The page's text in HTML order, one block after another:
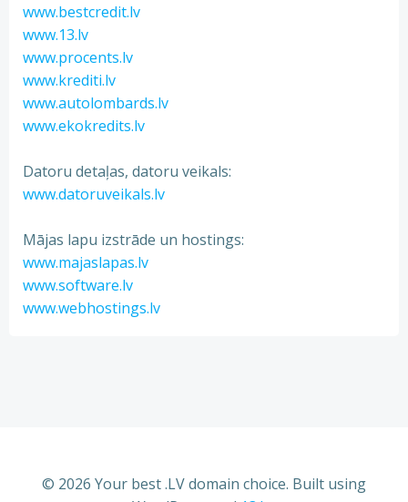
www.bestcredit.lv
www.13.lv
www.procents.lv
www.krediti.lv
www.autolombards.lv
www.ekokredits.lv
Datoru detaļas, datoru veikals:
www.datoruveikals.lv
Mājas lapu izstrāde un hostings:
www.majaslapas.lv
www.software.lv
www.webhostings.lv
© 2026 Your best .LV domain choice. Built using